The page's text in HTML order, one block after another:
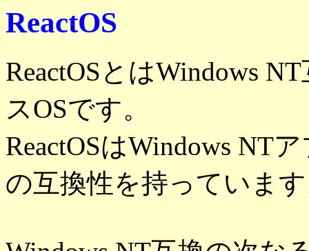
ReactOS
ReactOSとはWindows
スOSです。
ReactOSはWindows NT
の互換性を持っていま